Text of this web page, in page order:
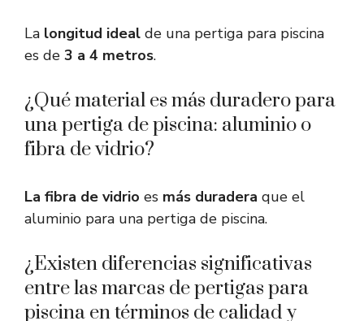
La longitud ideal de una pertiga para piscina
es de 3 a 4 metros.
¿Qué material es más duradero para
una pertiga de piscina: aluminio o
fibra de vidrio?
La fibra de vidrio es más duradera que el
aluminio para una pertiga de piscina.
¿Existen diferencias significativas
entre las marcas de pertigas para
piscina en términos de calidad y